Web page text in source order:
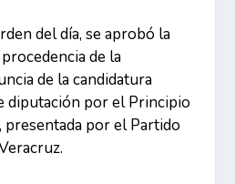
del día, se aprobó la
de la
de la candidatura
diputación por el Principio
presentada por el Partido